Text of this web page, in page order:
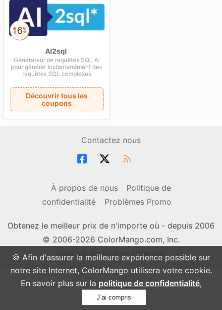
🍪 Afin d'assurer la meilleure expérience possible sur
notre site Internet, ColorMango utilisera votre cookie.
En savoir plus sur la politique de confidentialité,
J’ai compris
AI2sql
Générateur de requêtes SQL AI
pour générer instantanément des
requêtes SQL complexes
Découvrir tous les
coupons
Contactez nous
À propos de nous
Politique de
confidentialité
Problèmes Promo
Obtenez le meilleur prix de n'importe où - depuis 2006
© 2006-2026 ColorMango.com, Inc.
Tous les droits sont réservés.